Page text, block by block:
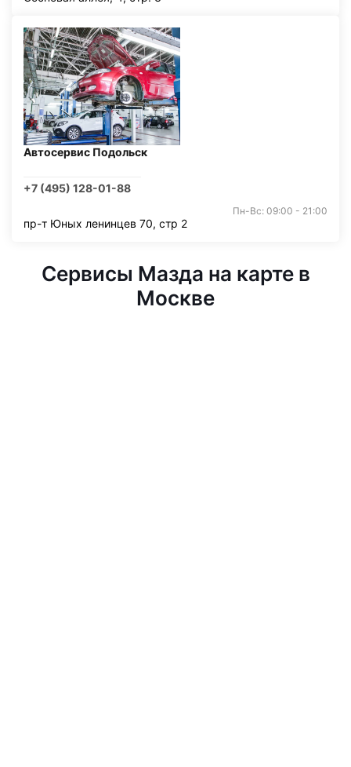
Автосервис Подольск
+7 (495) 128-01-88
Пн-Вс: 09:00 - 21:00
пр-т Юных ленинцев 70, стр 2
Сервисы Мазда на карте в
Москве